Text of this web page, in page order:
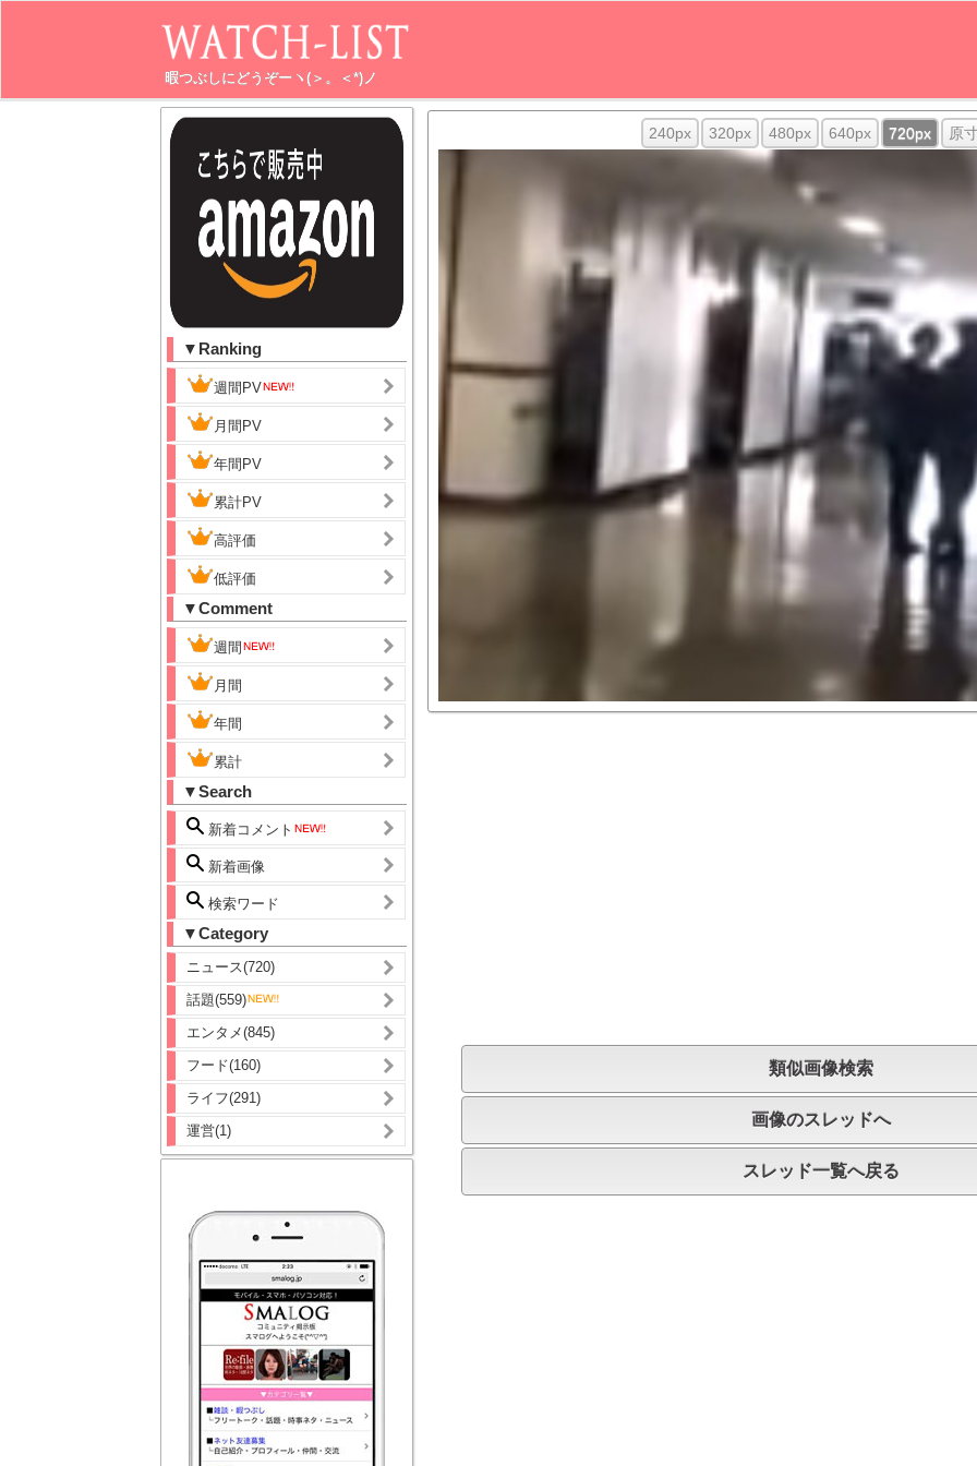
暇つぶしにどうぞーヽ(＞。＜*)ノ
▼Ranking
週間PV
月間PV
年間PV
累計PV
高評価
低評価
▼Comment
週間
月間
年間
累計
▼Search
新着コメント
新着画像
検索ワード
▼Category
ニュース(720)
話題(559)
エンタメ(845)
フード(160)
ライフ(291)
運営(1)
240px 320px 480px 640px 720px 原
類似画像検索
画像のスレッドへ
スレッド一覧へ戻る